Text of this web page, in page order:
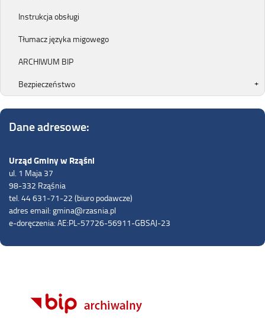
Instrukcja obsługi
Tłumacz języka migowego
ARCHIWUM BIP
Bezpieczeństwo
Dane adresowe:
Urząd Gminy w Rząśni
ul. 1 Maja 37
98-332 Rząśnia
tel. 44 631-71-22 (biuro podawcze)
adres email: gmina@rzasnia.pl
e-doręczenia: AE:PL-57726-56911-GBSAJ-23